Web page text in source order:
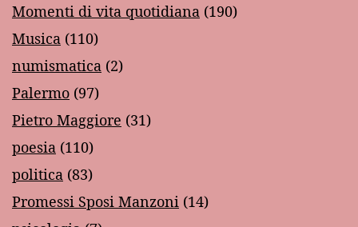
Momenti di vita quotidiana (190)
Musica (110)
numismatica (2)
Palermo (97)
Pietro Maggiore (31)
poesia (110)
politica (83)
Promessi Sposi Manzoni (14)